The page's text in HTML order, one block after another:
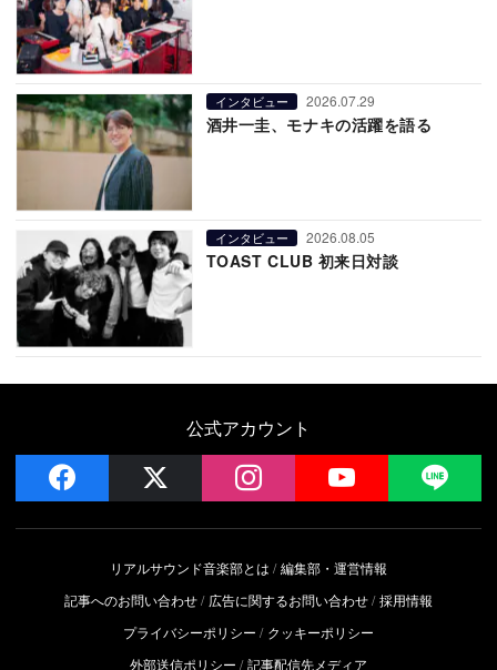
インタビュー 2026.07.29
酒井一圭、モナキの活躍を語る
インタビュー 2026.08.05
TOAST CLUB 初来日対談
公式アカウント
facebook instagram YouTube
リアルサウンド音楽部とは
編集部・運営情報
記事へのお問い合わせ
広告に関するお問い合わせ 採用情報
プライバシーポリシー
クッキーポリシー
外部送信ポリシー
記事配信先メディア